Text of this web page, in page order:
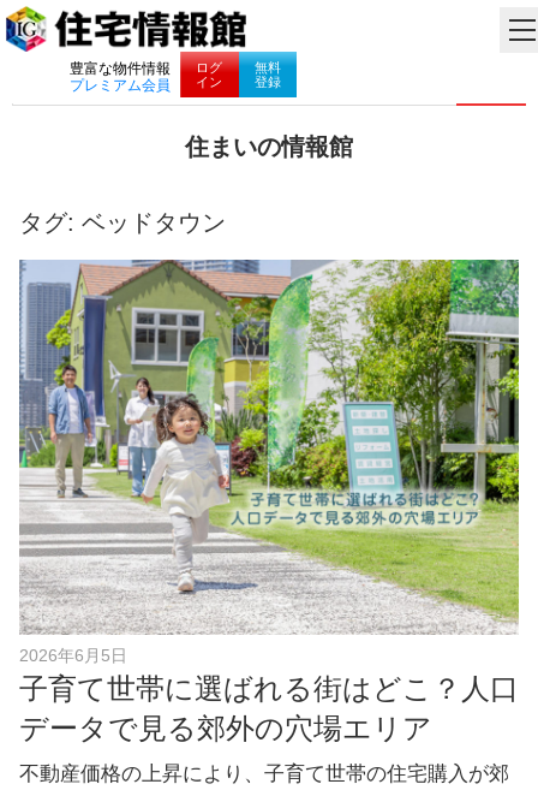
豊富な物件情報
プレミアム会員
ログ
イン
無料
登録
ナビゲーション
住まいの情報館
い
と
暮
ら
し
に
役
立
つ
情
報
を
お
届
け
し
ま
す
！
タグ: ベッドタウン
2026年6月5日
子育て世帯に選ばれる街はどこ？人口
データで見る郊外の穴場エリア
不動産価格の上昇により、子育て世帯の住宅購入が郊